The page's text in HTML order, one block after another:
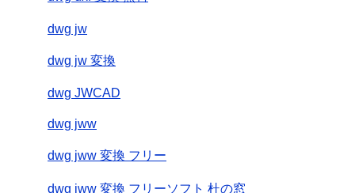
dwg jw
dwg jw 変換
dwg JWCAD
dwg jww
dwg jww 変換 フリー
dwg jww 変換 フリーソフト 杜の窓